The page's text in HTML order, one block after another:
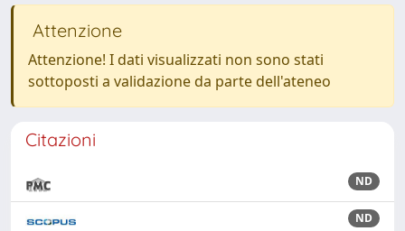
Attenzione
Attenzione! I dati visualizzati non sono stati
sottoposti a validazione da parte dell'ateneo
Citazioni
ND
ND